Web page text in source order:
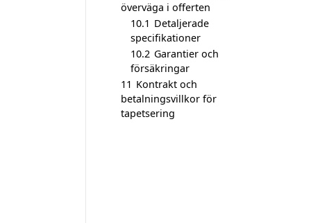
överväga i offerten
10.1 Detaljerade
specifikationer
10.2 Garantier och
försäkringar
11 Kontrakt och
betalningsvillkor för
tapetsering